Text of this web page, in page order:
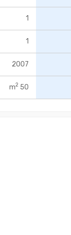
1
1
2007
50 m
2